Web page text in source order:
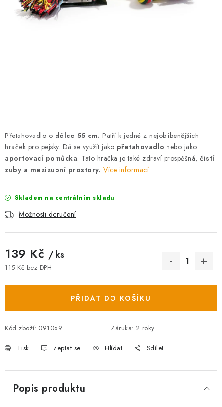
AKCE
PETLOVER
DOPRAVA PO OSTRAVĚ, HLUČÍNĚ A OKOLÍ
Kontakt Možnosti dopravy
Hodnocení obchodu
Obchodní podmínky
Zásady zpracování osobních údajů
Věrnostní slevy
Přetahovadlo o délce 55 cm. Patří k jedné z nejoblíbenějších
hraček pro pejsky. Dá se využít jako přetahovadlo nebo jako
aportovací pomůcka. Tato hračka je také zdraví prospěšná, čistí
zuby a mezizubní prostory. Více informací
Skladem na centrálním skladu
Možnosti doručení
139 Kč / ks
115 Kč bez DPH
PŘIDAT DO KOŠÍKU
Kód zboží: 091069 Záruka: 2 roky
Tisk Zeptat se Hlídat Sdílet
Popis produktu